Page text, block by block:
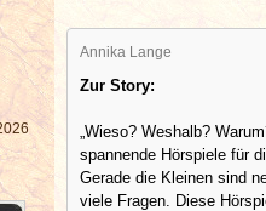
Annika Lange
Zur Story:
„Wieso? Weshalb?
spannende Hörspiele für
Gerade die Kleinen sind
viele Fragen. Diese